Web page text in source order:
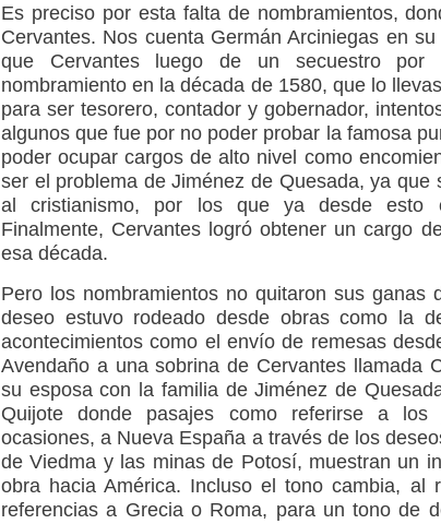
Es preciso por esta falta de nombramientos,
Cervantes. Nos cuenta Germán Arciniegas en
que Cervantes luego de un secuestro
nombramiento en la década de 1580, que lo
para ser tesorero, contador y gobernador,
algunos que fue por no poder probar la famosa
poder ocupar cargos de alto nivel como
ser el problema de Jiménez de Quesada, ya que
al cristianismo, por los que ya desde esto
Finalmente, Cervantes logró obtener un cargo
esa década.
Pero los nombramientos no quitaron sus ganas
deseo estuvo rodeado desde obras como la
acontecimientos como el envío de remesas
Avendaño a una sobrina de Cervantes llamada
su esposa con la familia de Jiménez de
Quijote donde pasajes como referirse a los
ocasiones, a Nueva España a través de los
de Viedma y las minas de Potosí, muestran un
obra hacia América. Incluso el tono cambia, al
referencias a Grecia o Roma, para un tono de